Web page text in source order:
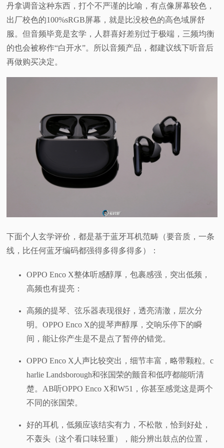
丹拿调音这种东西，打个不严谨的比喻，有点像屏幕较色，
出厂校色的100%sRGB屏幕，就是比没校色的高色域屏舒
服。但音频毕竟是玄学，人群喜好差别过于极端，三频均衡
的也会被称作“白开水”。所以音频产品，都建议线下听音后
再做购买决定。
下面个人玄学评价，都是基于蓝牙耳机范畴（要音质，一条
线，比任何蓝牙编码都强得多得多得多）：
OPPO Enco X整体听感醇厚，包裹感强，突出低频，
高频也有提亮：
高频的提琴、弦乐器表现很好，透亮清澈，层次分
明。OPPO Enco X的提琴声醇厚，交响乐停下的瞬
间，能让你产生是不是点了暂停的错觉。
OPPO Enco X人声比较突出，细节丰富，略带颗粒。c
harlie Landsborough和张国荣的颤音和低哼都能听清
楚。AB听OPPO Enco X和W51，你甚至感觉这是两个
不同的张国荣。
好的耳机，低频应该结实有力，不松散，恰到好处，
不轰头（这个看口味轻重），能分辨出鼓点的位置，